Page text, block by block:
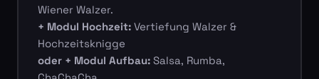
Wiener Walzer.
+ Modul Hochzeit:Vertiefung Walzer &
Hochzeitsknigge
oder + Modul Aufbau:Salsa, Rumba,